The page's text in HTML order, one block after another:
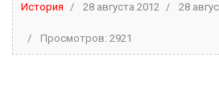
История 28 августа 2012 28
Просмотров: 2921